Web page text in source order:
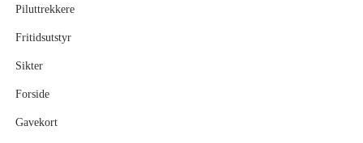
Piluttrekkere
Fritidsutstyr
Sikter
Forside
Gavekort